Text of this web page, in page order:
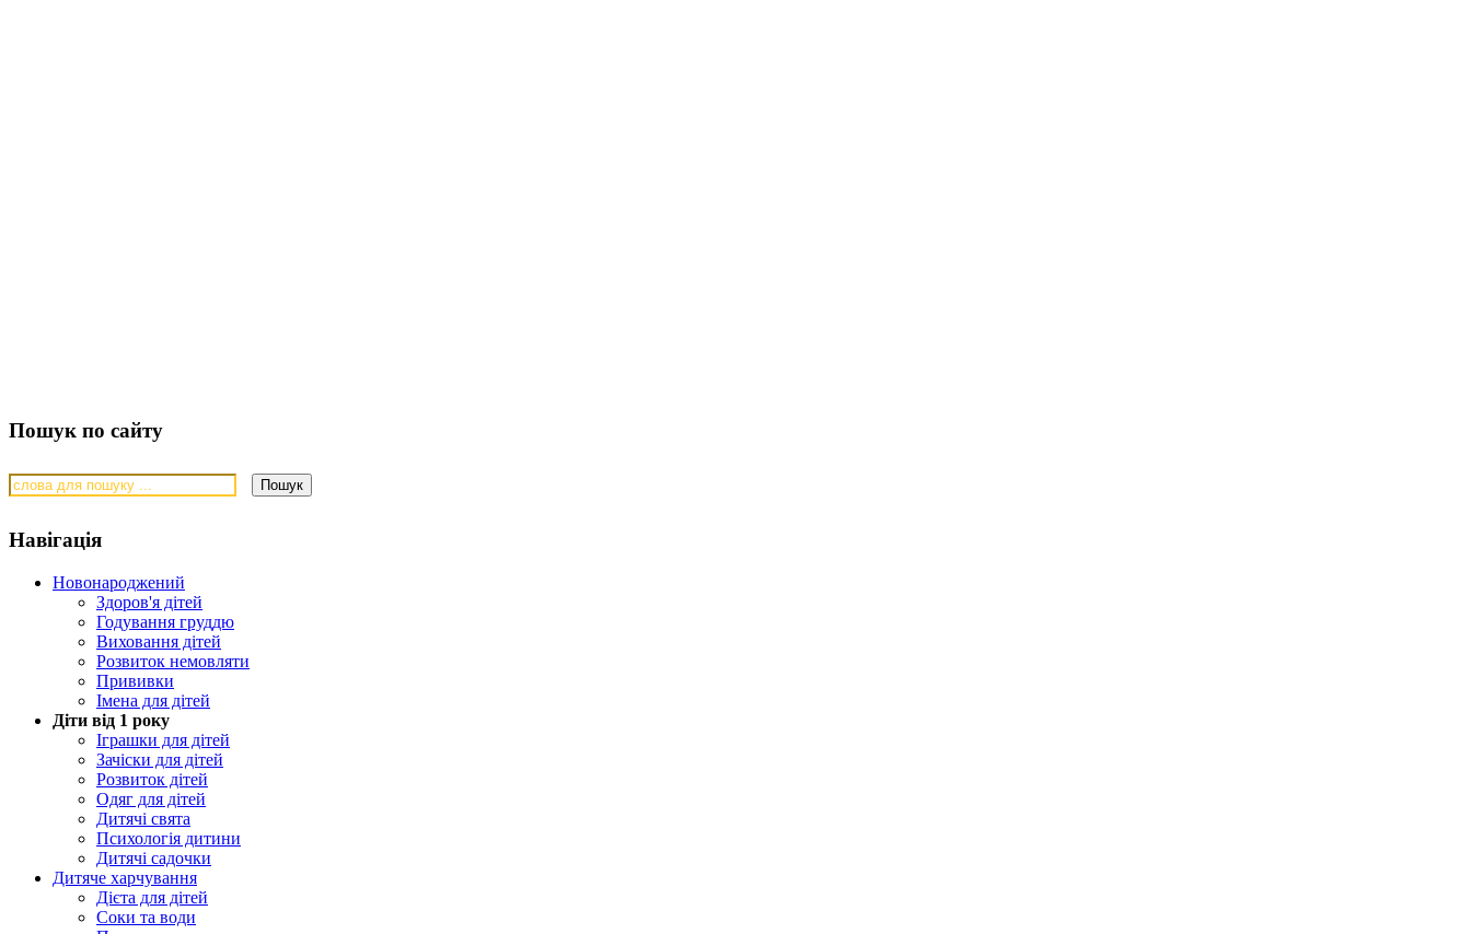
Пошук по сайту
Навігація
Новонароджений
Здоров'я дітей
Годування груддю
Виховання дітей
Розвиток немовляти
Прививки
Імена для дітей
Діти від 1 року
Іграшки для дітей
Зачіски для дітей
Розвиток дітей
Одяг для дітей
Дитячі свята
Психологія дитини
Дитячі садочки
Дитяче харчування
Дієта для дітей
Соки та води